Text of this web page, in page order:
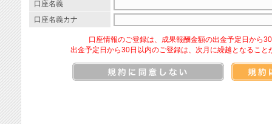
口座名義
口座名義カナ
口座情報のご登録は、成果報酬金額の出金予定日から
出金予定日から30日以内のご登録は、次月に繰越となるこ